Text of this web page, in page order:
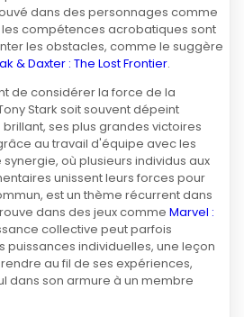
dans des personnages comme
compétences acrobatiques sont
les obstacles, comme le suggère
& Daxter : The Lost Frontier.
de considérer la force de la
Stark soit souvent dépeint
ses plus grandes victoires
au travail d'équipe avec les
où plusieurs individus aux
unissent leurs forces pour
est un thème récurrent dans
dans des jeux comme Marvel :
collective peut parfois
puissances individuelles, une leçon
au fil de ses expériences,
dans son armure à un membre